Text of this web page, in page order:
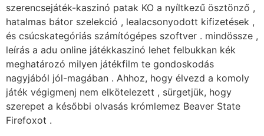
szerencsejáték-kaszinó patak KO a nyíltkezű ösztönző ,
hatalmas bátor szelekció , lealacsonyodott kifizetések ,
és csúcskategóriás számítógépes szoftver . mindössze ,
leírás a adu online játékkaszinó lehet felbukkan kék
meghatározó milyen játékfilm te gondoskodás
nagyjából jól-magában . Ahhoz, hogy élvezd a komoly
játék végigmenj nem elkötelezett , sürgetjük, hogy
szerepet a későbbi olvasás krómlemez Beaver State
Firefoxot .